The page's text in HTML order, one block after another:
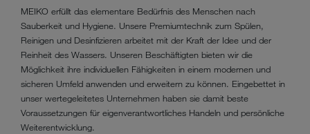
MEIKO erfüllt das elementare Bedürfnis des Menschen nach
Sauberkeit und Hygiene. Unsere Premiumtechnik zum Spülen,
Reinigen und Desinfizieren arbeitet mit der Kraft der Idee und der
Reinheit des Wassers. Unseren Beschäftigten bieten wir die
Möglichkeit ihre individuellen Fähigkeiten in einem modernen und
sicheren Umfeld anwenden und erweitern zu können. Eingebettet in
unser wertegeleitetes Unternehmen haben sie damit beste
Voraussetzungen für eigenverantwortliches Handeln und persönliche
Weiterentwicklung.